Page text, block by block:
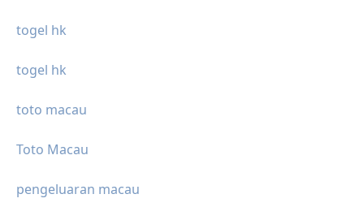
togel hk
togel hk
toto macau
Toto Macau
pengeluaran macau